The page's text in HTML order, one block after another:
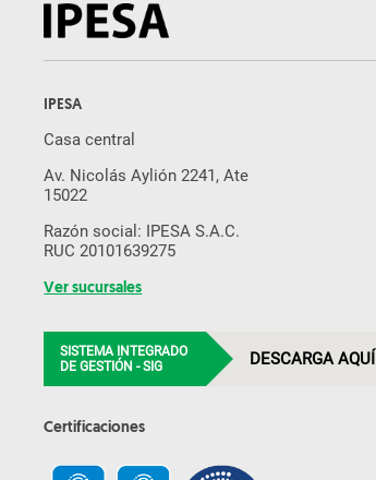
IPESA
Casa central
Av. Nicolás Aylión 2241, Ate
15022
Razón social: IPESA S.A.C.
RUC 20101639275
Ver sucursales
SISTEMA INTEGRADO
DE GESTIÓN - SIG
DESCARGA AQUÍ
Certificaciones